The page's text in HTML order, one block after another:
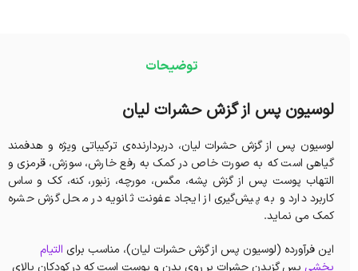
توضیحات
لوسیون پس از گزش حشرات لیان
لوسیون پس از گزش حشرات لیان، دربردارنده‌ی ترکیباتی ویژه و هدفمند
گیاهی است که به صورت خاص در کمک به رفع خارش، سوزش، قرمزی و
التهاب پوست پس از گزش پشه، مگس، مورچه، زنبور، کنه، کک و ساس
کاربرد دارد و به پیش‌گیری از ایجاد عفونت ثانویه در محل گزش حشره
کمک می نماید.
این فرآورده (لوسیون پس از گزش حشرات لیان)، مناسب برای التیام
بخشی پس گزیدن حشرات بر روی بدن و پوست است که در کودکان بالای